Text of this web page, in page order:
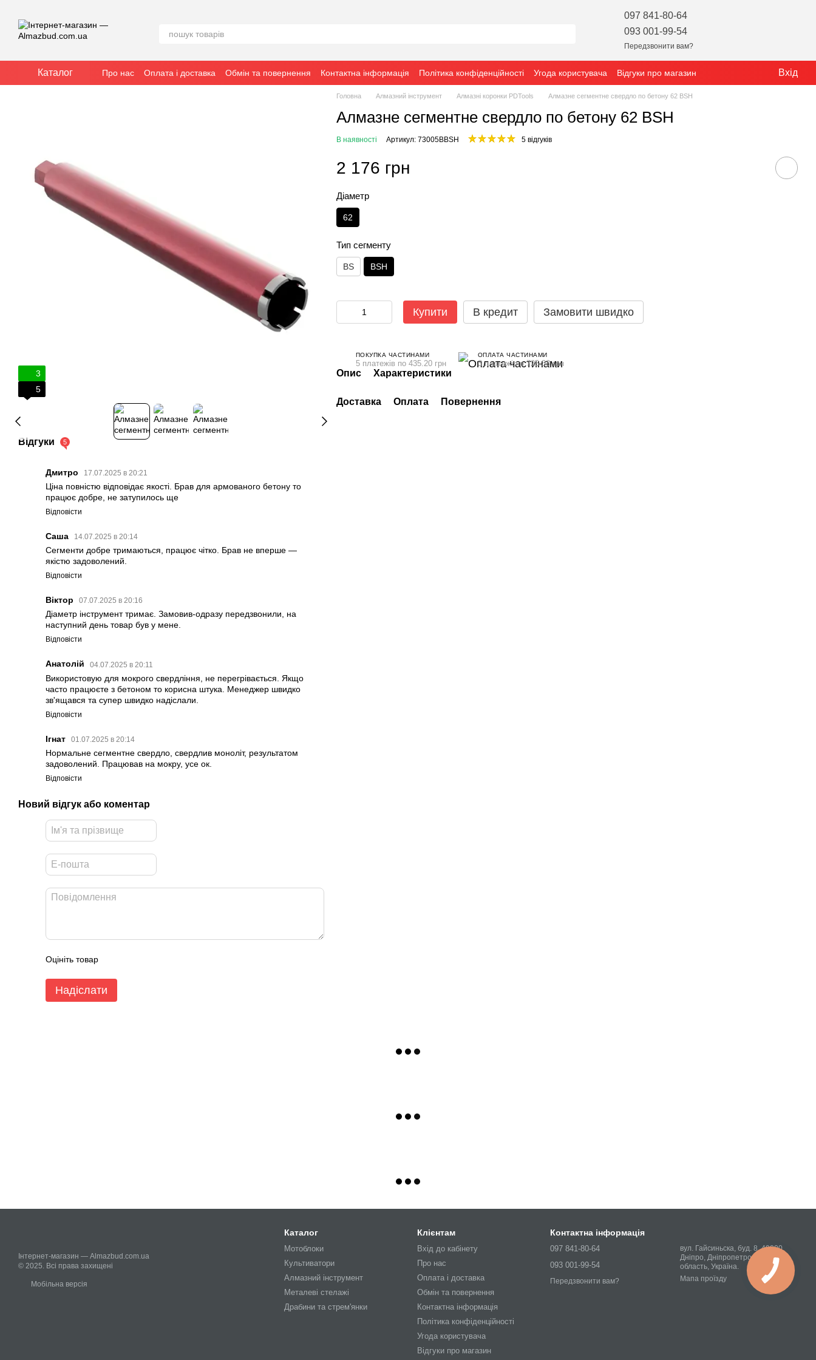
097 841-80-64
093 001-99-54
Передзвонити вам?
Каталог Про нас Оплата і доставка Обмін та повернення Контактна інформація Політика конфіденційності Угода користувача Відгуки про магазин Вхід
3
5
Відгуки 5
Дмитро 17.07.2025 в 20:21
Ціна повністю відповідає якості. Брав для армованого бетону то
працює добре, не затупилось ще
Відповісти
Саша 14.07.2025 в 20:14
Сегменти добре тримаються, працює чітко. Брав не вперше —
якістю задоволений.
Відповісти
Віктор 07.07.2025 в 20:16
Діаметр інструмент тримає. Замовив-одразу передзвонили, на
наступний день товар був у мене.
Відповісти
Анатолій 04.07.2025 в 20:11
Використовую для мокрого свердління, не перегрівається. Якщо
часто працюєте з бетоном то корисна штука. Менеджер швидко
зв'ящався та супер швидко надіслали.
Відповісти
Ігнат 01.07.2025 в 20:14
Нормальне сегментне свердло, свердлив моноліт, результатом
задоволений. Працював на мокру, усе ок.
Відповісти
Новий відгук або коментар
Оцініть товар
Надіслати
Головна Алмазний інструмент Алмазні коронки PDTools Алмазне сегментне свердло по бетону 62 BSH
Алмазне сегментне свердло по бетону 62 BSH
В наявності Артикул: 73005BBSH 5 відгуків
2 176 грн
Діаметр
62
Тип сегменту
BS BSH
Купити В кредит Замовити швидко
ПОКУПКА ЧАСТИНАМИ
5 платежів по 435.20 грн
ОПЛАТА ЧАСТИНАМИ
3 платежі по 725.33 грн
Опис Характеристики
Доставка Оплата Повернення
Інтернет-магазин — Almazbud.com.ua
© 2025. Всі права захищені
Мобільна версія
Каталог
Мотоблоки
Культиватори
Алмазний інструмент
Металеві стелажі
Драбини та стрем'янки
Клієнтам
Вхід до кабінету
Про нас
Оплата і доставка
Обмін та повернення
Контактна інформація
Політика конфіденційності
Угода користувача
Відгуки про магазин
Контактна інформація
097 841-80-64
093 001-99-54
Передзвонити вам?
вул. Гайсиньска, буд. 8, 49000,
Дніпро, Дніпропетровська
область, Україна.
Мапа проїзду